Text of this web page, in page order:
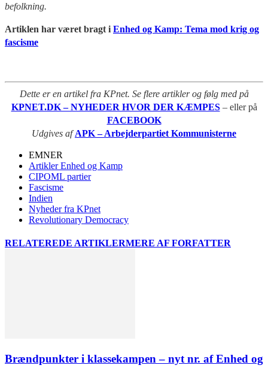
befolkning.
Artiklen har været bragt i Enhed og Kamp: Tema mod krig og
fascisme
Dette er en artikel fra KPnet. Se flere artikler og følg med på
KPNET.DK – NYHEDER HVOR DER KÆMPES – eller på
FACEBOOK
Udgives afAPK – Arbejderpartiet Kommunisterne
EMNER
Artikler Enhed og Kamp
CIPOML partier
Fascisme
Indien
Nyheder fra KPnet
Revolutionary Democracy
RELATEREDE ARTIKLERMERE AF FORFATTER
Brændpunkter i klassekampen – nyt nr. af Enhed og